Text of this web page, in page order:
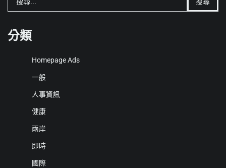
尋
鍵
分類
Homepage Ads
一般
人事資訊
健康
兩岸
即時
國際